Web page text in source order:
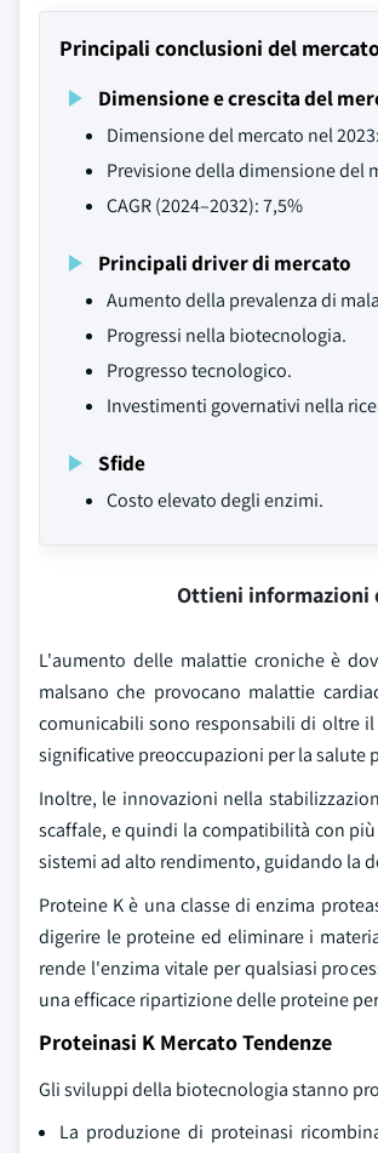
Principali conclusioni del
Dimensione e crescita del
Dimensione del mercato nel
Previsione della dimensione del
CAGR (2024–2032): 7,5%
Principali driver di mercato
Aumento della prevalenza di
Progressi nella biotecnologia.
Progresso tecnologico.
Investimenti governativi nella
Sfide
Costo elevato degli enzimi.
Ottieni informazioni
L'aumento delle malattie croniche è
malsano che provocano malattie
comunicabili sono responsabili di oltre
significative preoccupazioni per la
Inoltre, le innovazioni nella
scaffale, e quindi la compatibilità con
sistemi ad alto rendimento, guidando la
Proteine K è una classe di enzima
digerire le proteine ed eliminare i
rende l'enzima vitale per qualsiasi
una efficace ripartizione delle proteine
Proteinasi K Mercato Tendenze
Gli sviluppi della biotecnologia stanno
La produzione di proteinasi